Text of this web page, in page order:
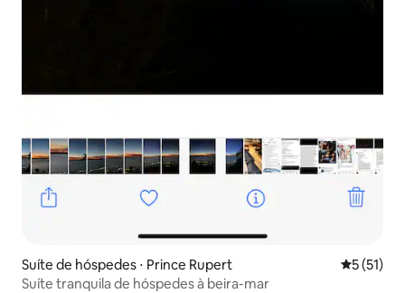
Suíte de hóspedes ⋅ Prince Rupert 5 de uma
5 (51)
Suíte tranquila de hóspedes à beira-mar